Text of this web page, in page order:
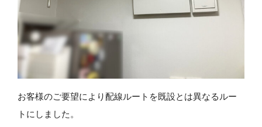
お客様のご要望により配線ルートを既設とは異なるルー
トにしました。